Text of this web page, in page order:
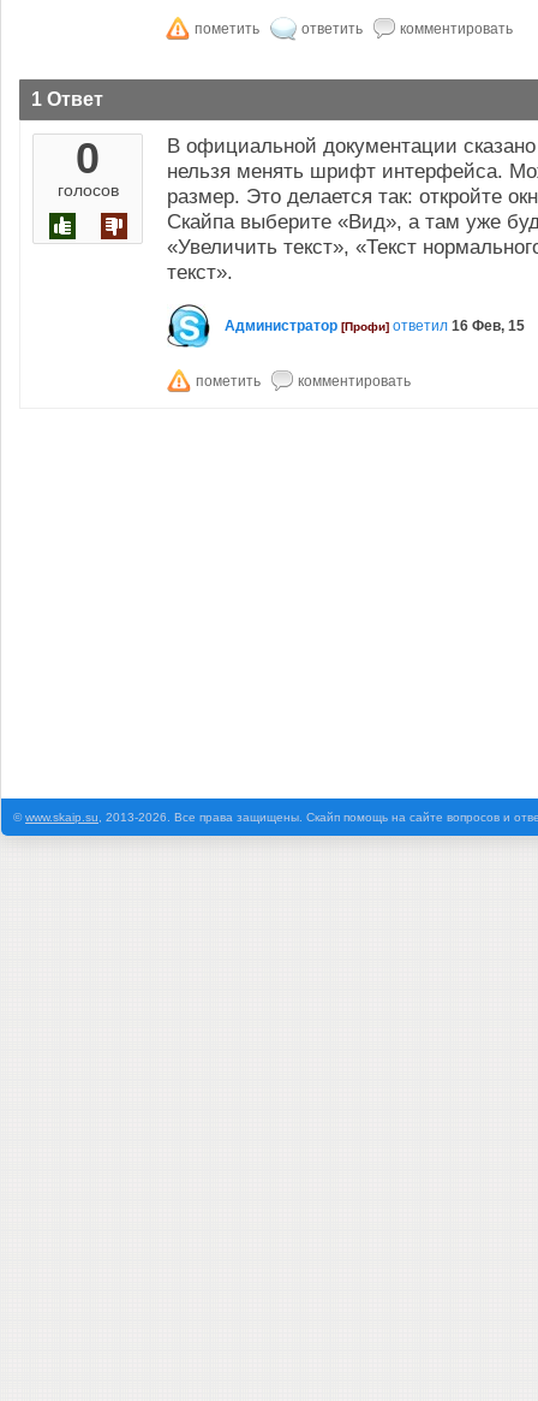
1 Ответ
0
голосов
В официальной документации
нельзя менять шрифт интерфейса.
размер. Это делается так: откройте
Скайпа выберите «Вид», а там уже
«Увеличить текст», «Текст
текст».
Администратор [Профи] ответил 16 Фев, 15
©www.skaip.su , 2013-2026. Все права защищены. Скайп помощь на сайте вопросов и